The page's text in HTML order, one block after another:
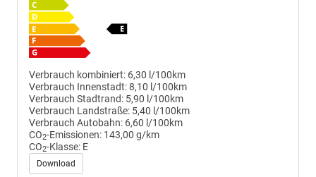
Verbrauch kombiniert: 6,30 l/100km
Verbrauch Innenstadt:8,10 l/100km
Verbrauch Stadtrand: 5,90 l/100km
Verbrauch Landstraße: 5,40 l/100km
Verbrauch Autobahn: 6,60 l/100km
CO2-Emissionen: 143,00 g/km
CO2-Klasse: E
Download